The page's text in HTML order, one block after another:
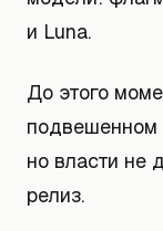
и Luna.
До этого
подвешенном
но власти не
релиз.